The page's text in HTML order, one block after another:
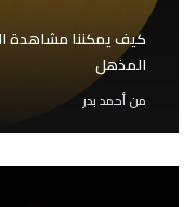
كيف يمكننا مشاهدة
المذهل
منأحمد بدر